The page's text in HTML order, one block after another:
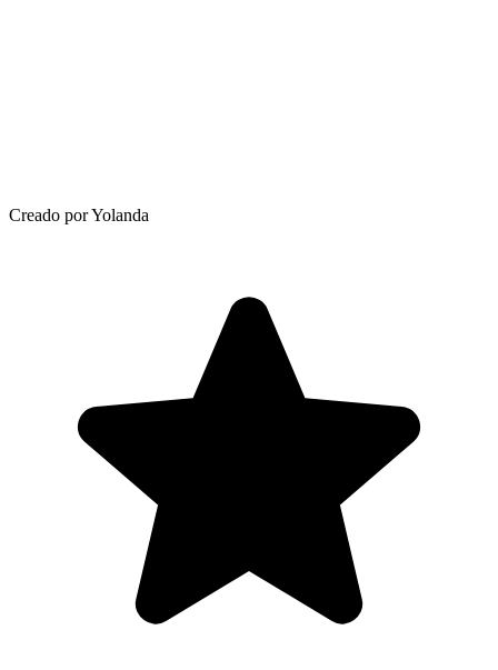
Creado por Yolanda